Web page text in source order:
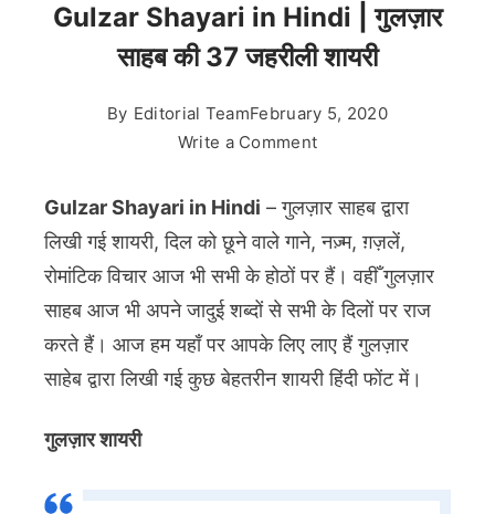
Gulzar Shayari in Hindi | गुलज़ार
साहब की 37 जहरीली शायरी
By Editorial TeamFebruary 5, 2020
Write a Commenton
Shayari
Hindi
|
गुलज़ार
साहब
की
Gulzar Shayari in Hindi – गुलज़ार साहब द्वारा
लिखी गई शायरी, दिल को छूने वाले गाने, नज़्म, ग़ज़लें,
रोमांटिक विचार आज भी सभी के होठों पर हैं। वहीँ गुलज़ार
साहब आज भी अपने जादुई शब्दों से सभी के दिलों पर राज
करते हैं। आज हम यहाँ पर आपके लिए लाए हैं गुलज़ार
साहेब द्वारा लिखी गई कुछ बेहतरीन शायरी हिंदी फोंट में।
गुलज़ार शायरी